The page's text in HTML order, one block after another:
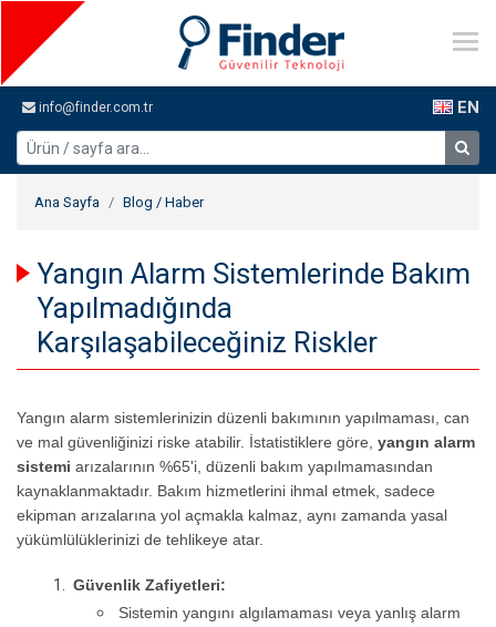
info@finder.com.tr EN
Ana Sayfa Blog / Haber
Yangın Alarm Sistemlerinde Bakım
Yapılmadığında
Karşılaşabileceğiniz Riskler
Yangın alarm sistemlerinizin düzenli bakımının yapılmaması, can
ve mal güvenliğinizi riske atabilir. İstatistiklere göre, yangın alarm
sistemi arızalarının %65'i, düzenli bakım yapılmamasından
kaynaklanmaktadır. Bakım hizmetlerini ihmal etmek, sadece
ekipman arızalarına yol açmakla kalmaz, aynı zamanda yasal
yükümlülüklerinizi de tehlikeye atar.
Güvenlik Zafiyetleri:
Sistemin yangını algılamaması veya yanlış alarm